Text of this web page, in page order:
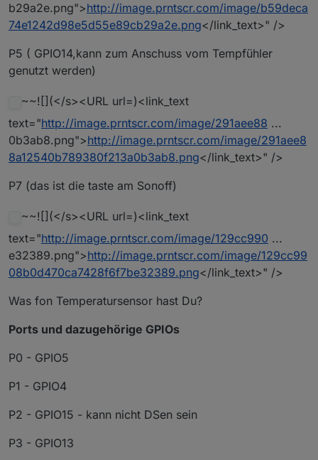
b29a2e.png">http://image.prntscr.com/image/b59deca
74e1242d98e5d55e89cb29a2e.png</link_text>" />
P5 ( GPIO14,kann zum Anschuss vom Tempfühler
genutzt werden)
~~![](</s><URL url=)<link_text
text="http://image.prntscr.com/image/291aee88 ...
0b3ab8.png">http://image.prntscr.com/image/291aee8
8a12540b789380f213a0b3ab8.png</link_text>" />
P7 (das ist die taste am Sonoff)
~~![](</s><URL url=)<link_text
text="http://image.prntscr.com/image/129cc990 ...
e32389.png">http://image.prntscr.com/image/129cc99
08b0d470ca7428f6f7be32389.png</link_text>" />
Was fon Temperatursensor hast Du?
Ports und dazugehörige GPIOs
P0 - GPIO5
P1 - GPIO4
P2 - GPIO15 - kann nicht DSen sein
P3 - GPIO13